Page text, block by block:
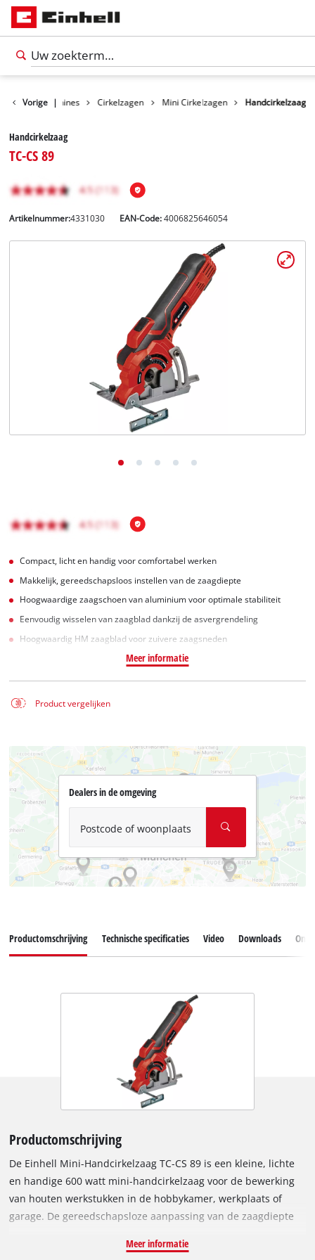
Vorige |
Zaagmachines Cirkelzagen Mini Cirkelzagen Handcirkelzaag
Handcirkelzaag
TC-CS 89
Artikelnummer:4331030 EAN-Code:4006825646054
Compact, licht en handig voor comfortabel werken
Makkelijk, gereedschapsloos instellen van de zaagdiepte
Hoogwaardige zaagschoen van aluminium voor optimale stabiliteit
Eenvoudig wisselen van zaagblad dankzij de asvergrendeling
Hoogwaardig HM zaagblad voor zuivere zaagsneden
Meer informatie
Product vergelijken
Dealers in de omgeving
Postcode of woonplaats
Productomschrijving Technische specificaties Video Downloads
Productomschrijving
De Einhell Mini-Handcirkelzaag TC-CS 89 is een kleine, lichte
en handige 600 watt mini-handcirkelzaag voor de bewerking
van houten werkstukken in de hobbykamer, werkplaats of
garage. De gereedschapsloze aanpassing van de zaagdiepte
zorgen ervoor dat je aangenaam kunt werken met ongekende
Meer informatie